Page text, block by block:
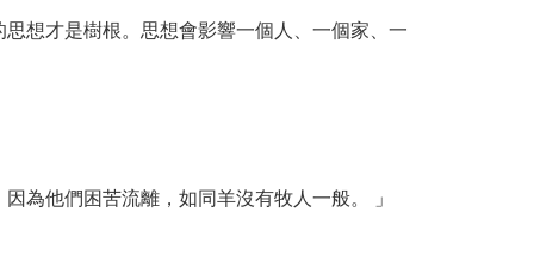
想才是樹根。思想會影響一個人、一個家、一
為他們困苦流離，如同羊沒有牧人一般。 」